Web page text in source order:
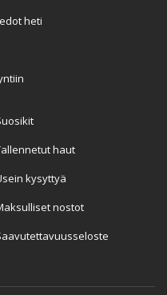
heti
haut
kysyttyä
nostot